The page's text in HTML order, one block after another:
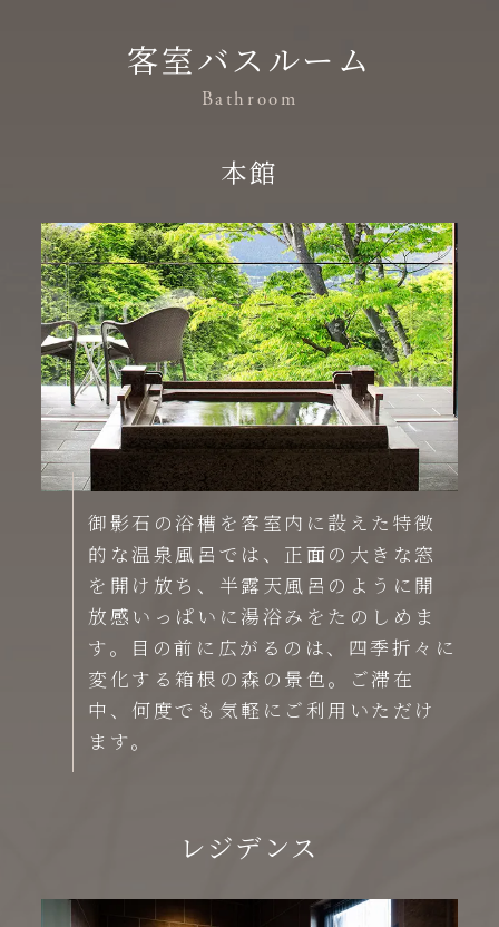
客室バスルーム
Bathroom
本館
御影石の浴槽を客室内に設えた特徴
的な温泉風呂では、正面の大きな窓
を開け放ち、半露天風呂のように開
放感いっぱいに湯浴みをたのしめま
す。目の前に広がるのは、四季折々に
変化する箱根の森の景色。ご滞在
中、何度でも気軽にご利用いただけ
ます。
レジデンス